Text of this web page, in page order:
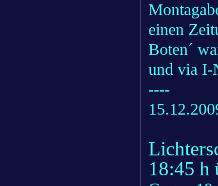
einen
Boten´
und via I-
----
18:45 h